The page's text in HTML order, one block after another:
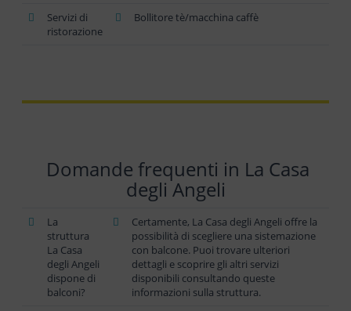
Servizi di
ristorazione
Bollitore tè/macchina caffè
Domande frequenti in La Casa
degli Angeli
La
struttura
La Casa
degli Angeli
dispone di
balconi?
Certamente, La Casa degli Angeli offre la
possibilità di scegliere una sistemazione
con balcone. Puoi trovare ulteriori
dettagli e scoprire gli altri servizi
disponibili consultando queste
informazioni sulla struttura.